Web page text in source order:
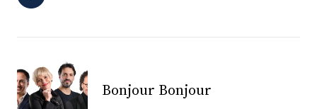
PRINCIPATO
MONACO
RMC
CONSIGLIA Bonjour Bonjour